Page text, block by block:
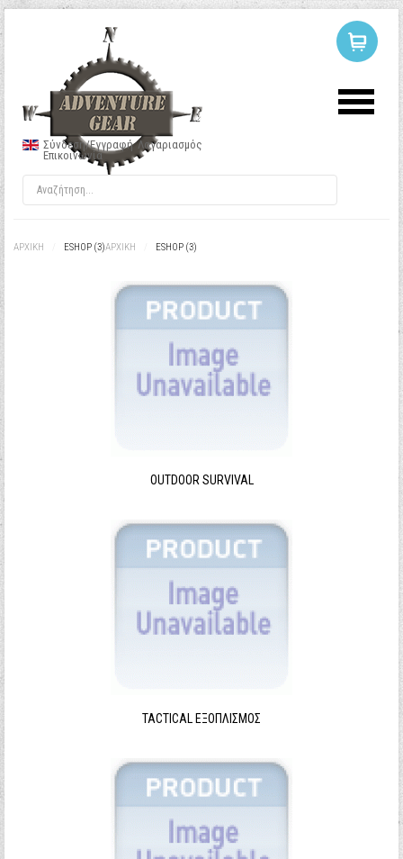
Σύνδεση/Εγγραφή Λογαριασμός
Επικοινωνία
ΑΡΧΙΚΉ ESHOP (3)ΑΡΧΙΚΉ ESHOP (3)
OUTDOOR SURVIVAL
TACTICAL ΕΞΟΠΛΙΣΜΌΣ
ΣΥΝΔΕΣΗ
Κωδικός
Να με θυμάσαι